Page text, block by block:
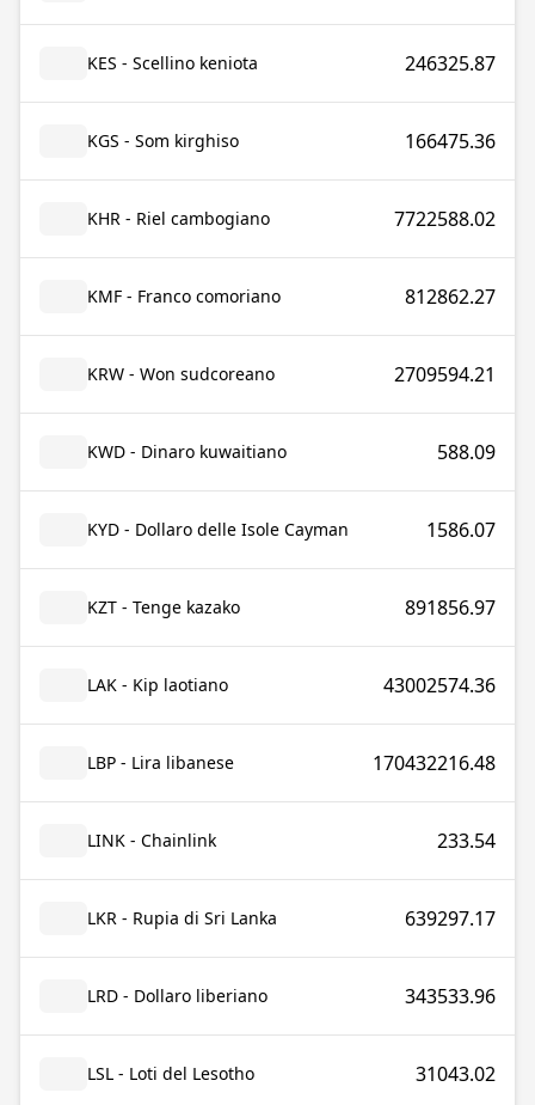
KES - Scellino keniota 246325.87
KGS - Som kirghiso 166475.36
KHR - Riel cambogiano 7722588.02
KMF - Franco comoriano 812862.27
KRW - Won sudcoreano 2709594.21
KWD - Dinaro kuwaitiano 588.09
KYD - Dollaro delle Isole Cayman 1586.07
KZT - Tenge kazako 891856.97
LAK - Kip laotiano 43002574.36
LBP - Lira libanese 170432216.48
LINK - Chainlink 233.54
LKR - Rupia di Sri Lanka 639297.17
LRD - Dollaro liberiano 343533.96
LSL - Loti del Lesotho 31043.02